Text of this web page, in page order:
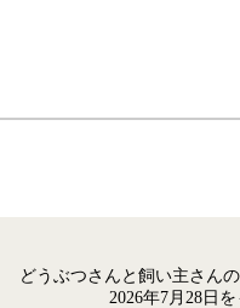
どうぶつさんと飼い主さん
2026年7月28日